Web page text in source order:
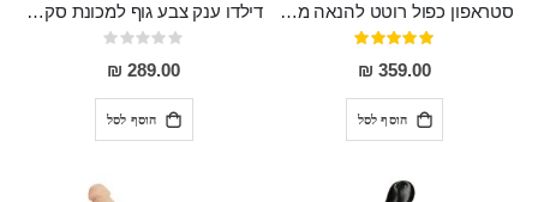
סטראפון כפול רוטט להנאה מרובה Randi
דירוג:
100%
359.00 ₪
הוסף לסל
דילדו ענק צבע גוף למכונת סקס 24 סמ אורך, 4.5 סמ רוחב Torsten
Rating:
0%
289.00 ₪
הוסף לסל